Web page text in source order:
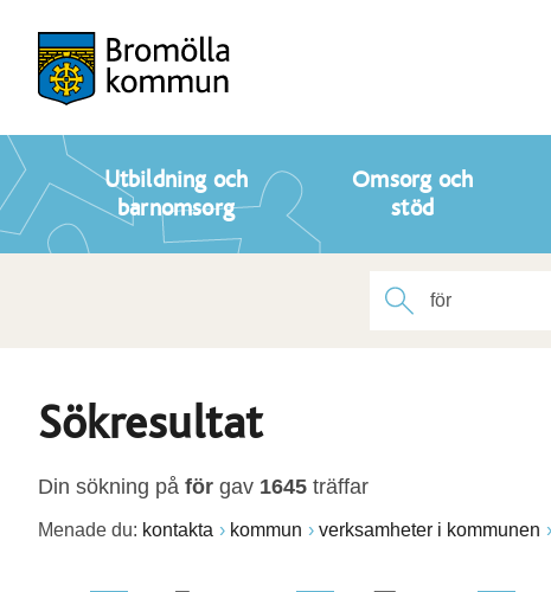
Utbildning och
barnomsorg
Omsorg och
stöd
Sökresultat
Din sökning på för gav 1645 träffar
Menade du: kontakta kommun verksamheter i kommunen